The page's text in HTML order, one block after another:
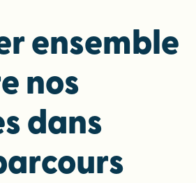
ensemble
nos
dans